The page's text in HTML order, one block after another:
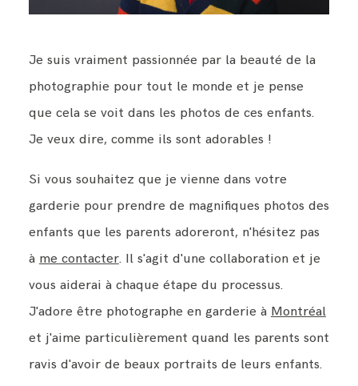
Je suis vraiment passionnée par la beauté de la
photographie pour tout le monde et je pense
que cela se voit dans les photos de ces enfants.
Je veux dire, comme ils sont adorables !
Si vous souhaitez que je vienne dans votre
garderie pour prendre de magnifiques photos des
enfants que les parents adoreront, n'hésitez pas
à me contacter. Il s'agit d'une collaboration et je
vous aiderai à chaque étape du processus.
J'adore être photographe en garderie à Montréal
et j'aime particulièrement quand les parents sont
ravis d'avoir de beaux portraits de leurs enfants.